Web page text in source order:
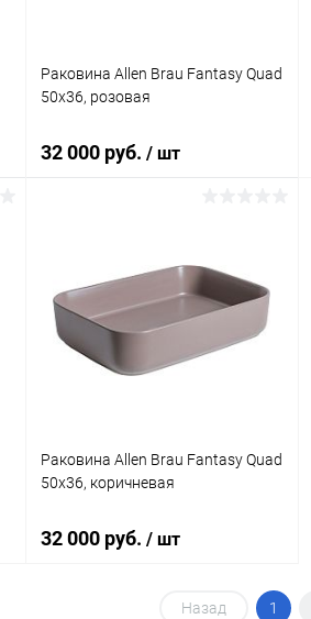
Раковина Allen Brau Fantasy Quad
50x36, розовая
32 000 руб. / шт
Купить в 1 клик Сравнение
В избранное Недоступно
Раковина Allen Brau Fantasy Quad
50x36, коричневая
32 000 руб. / шт
Назад 1